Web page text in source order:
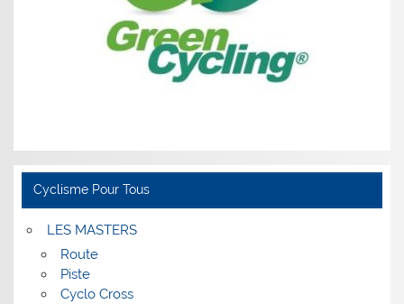
Cyclisme Pour Tous
LES MASTERS
Route
Piste
Cyclo Cross